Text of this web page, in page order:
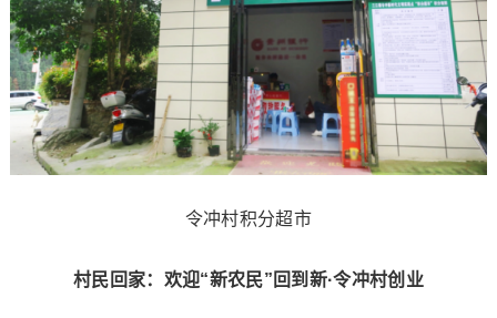
令冲村积分超市
村民回家：欢迎“新农民”回到新·令冲村创业